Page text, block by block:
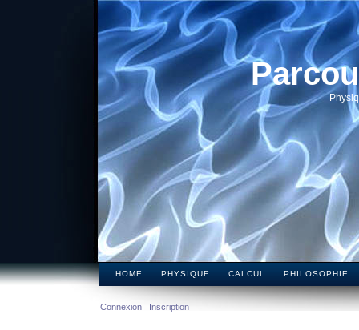
HOME PHYSIQUE CALCUL PHILOSOPHIE
Connexion Inscription